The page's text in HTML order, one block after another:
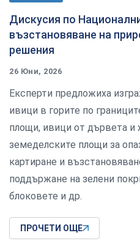
Дискусия по
възстановяване на
решения
26 Юни, 2026
Експерти предложиха
ивици в горите по
площи, ивици от дървета и
земеделските площи за
картиране и
поддържане на зелени
блоковете и др.
ПРОЧЕТИ ОЩЕ